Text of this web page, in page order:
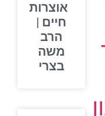
אוצרות
חיים |
הרב
משה
בצרי